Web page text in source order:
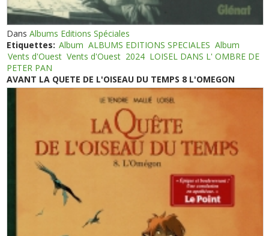
DansAlbums Editions Spéciales
Etiquettes: Album ALBUMS EDITIONS SPECIALES Album
Vents d'Ouest Vents d'Ouest 2024 LOISEL DANS L' OMBRE DE
PETER PAN
AVANT LA QUETE DE L'OISEAU DU TEMPS 8 L'OMEGON